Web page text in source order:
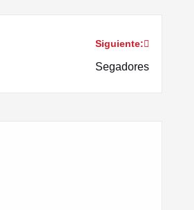
Siguiente:
Segadores